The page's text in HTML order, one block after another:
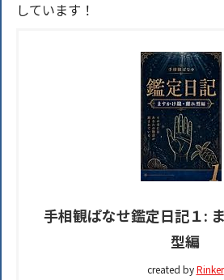
しています！
手相観ぱなせ鑑定日記１:
型編
created byRinker